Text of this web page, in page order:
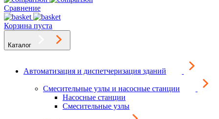
Сравнение
Корзина пуста
Каталог
Автоматизация и диспетчеризация зданий
Смесительные узлы и насосные станции
Насосные станции
Смесительные узлы